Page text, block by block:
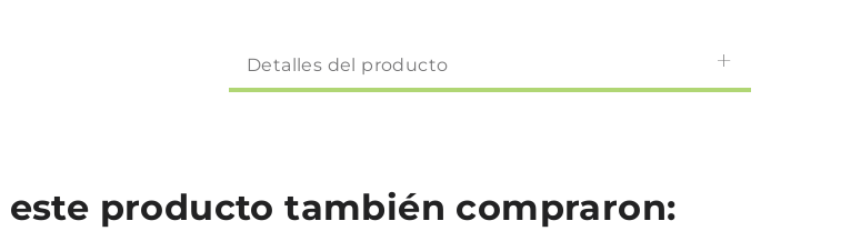
Detalles del producto
producto también compraron: